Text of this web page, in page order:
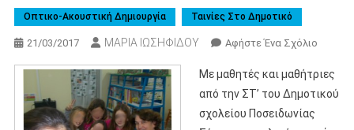
Οπτικο-Ακουστική Δημιουργία Ταινίες Στο Δημοτικό
21/03/2017 ΜΑΡΙΑ ΙΩΣΗΦΙΔΟΥ Αφήστε Ένα ΣχόλιοΓια
“Μια
Μέρα
Με μαθητές και μαθήτριες
από την ΣΤ’ του Δημοτικού
σχολείου Ποσειδωνίας